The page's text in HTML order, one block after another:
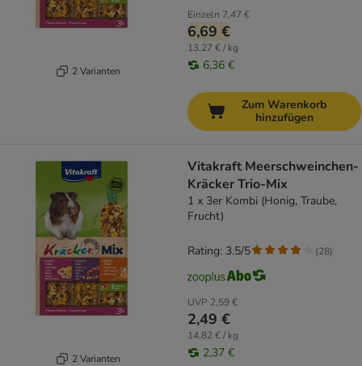
2 Varianten
Einzeln 7,47 €
6,69 €
13,27 € / kg
6,36 €
Zum Warenkorb
hinzufügen
2 Varianten
Vitakraft Meerschweinchen-
Kräcker Trio-Mix
1 x 3er Kombi (Honig, Traube,
Frucht)
UVP 2,59 €
2,49 €
14,82 € / kg
2,37 €
Rating: 3.5/5 (28)